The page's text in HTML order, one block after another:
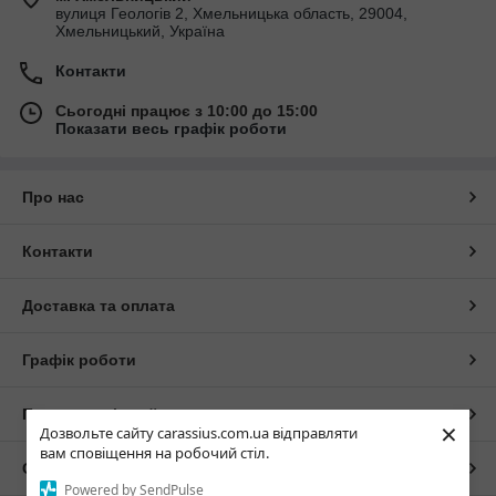
Дозвольте сайту carassius.com.ua відправляти
вам сповіщення на робочий стіл.
Powered by SendPulse
×
вулиця Геологів 2, Хмельницька область, 29004,
Хмельницький, Україна
Контакти
Сьогодні працює з 10:00 до 15:00
Показати весь графік роботи
Про нас
Контакти
Доставка та оплата
Графік роботи
Повна версія сайту
Сайт створено на маркетплейсі